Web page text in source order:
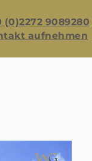
(0)2272 9089280
aufnehmen